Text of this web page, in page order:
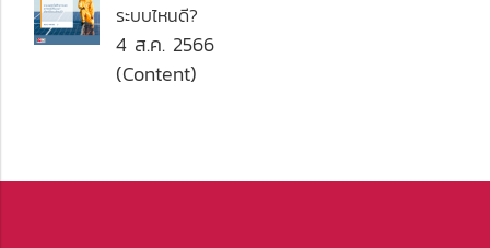
ระบบไหนดี?
4 ส.ค. 2566
(Content)